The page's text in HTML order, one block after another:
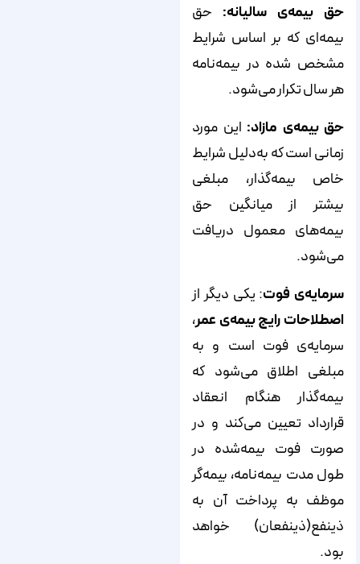
حق بیمه‌ی سالیانه: حق
بیمه‌ای که بر اساس شرایط
مشخص شده در بیمه‌نامه
هر سال تکرار می‌شود.
حق بیمه‌ی مازاد: این مورد
زمانی است که به‌دلیل شرایط
خاص بیمه‌گذار، مبلغی
بیشتر از میانگین حق
بیمه‌های معمول دریافت
می‌شود.
سرمایه‌ی فوت: یکی دیگر از
اصطلاحات رایج بیمهی عمر،
سرمایه‌ی فوت است و به
مبلغی اطلاق می‌شود که
بیمه‌گذار هنگام انعقاد
قرارداد تعیین می‌کند و در
صورت فوت بیمه‌شده در
طول مدت بیمه‌نامه، بیمه‌گر
موظف به پرداخت آن به
ذینفع(ذینفعان) خواهد
بود.